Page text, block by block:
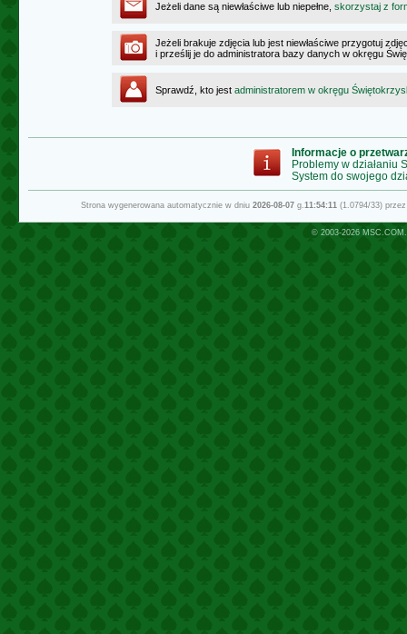
Jeżeli dane są niewłaściwe lub niepełne, skorzystaj z
Jeżeli brakuje zdjęcia lub jest niewłaściwe przygotuj
i prześlij je do administratora bazy danych w okręgu
Sprawdź, kto jest administratorem w okręgu
Informacje o
Problemy w działaniu
System do swojego
Strona wygenerowana automatycznie w dniu 2026-08-07g.11:54:11(1.0794/33)
© 2003-2026